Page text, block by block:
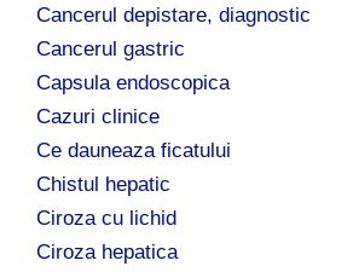
Cancerul depistare, diagnostic
Cancerul gastric
Capsula endoscopica
Cazuri clinice
Ce dauneaza ficatului
Chistul hepatic
Ciroza cu lichid
Ciroza hepatica